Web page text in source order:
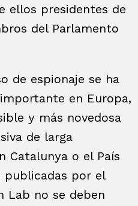
ellos presidentes de
del Parlamento
de espionaje se ha
en Europa,
y más novedosa
de larga
Catalunya o el País
publicadas por el
Lab no se deben